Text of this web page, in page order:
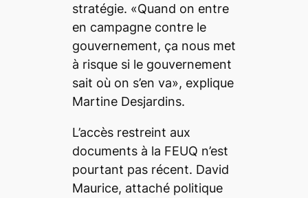
stratégie. «Quand on entre
en campagne contre le
gouvernement, ça nous met
à risque si le gouvernement
sait où on s’en va», explique
Martine Desjardins.
L’accès restreint aux
documents à la FEUQ n’est
pourtant pas récent. David
Maurice, attaché politique